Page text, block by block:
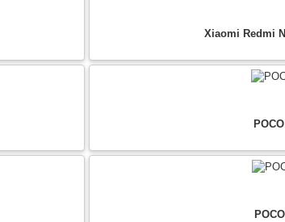
Xiaomi Redmi